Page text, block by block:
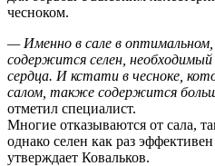
чесноком.
— Именно в сале в оптимальном,
содержится селен,
сердца. И кстати в чесноке,
салом, также содержится
отметил специалист.
Многие отказываются от сала,
однако селен как раз
утверждает Ковальков.